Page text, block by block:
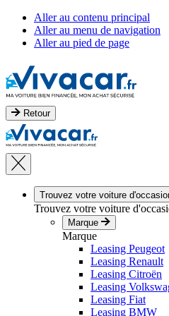
Aller au contenu principal
Aller au menu de navigation
Aller au pied de page
Retour
Trouvez votre voiture
Trouvez votre voiture
Marque
Marque
Leasing Peugeot
Leasing Renault
Leasing Citroën
Leasing
Leasing Fiat
Leasing BMW